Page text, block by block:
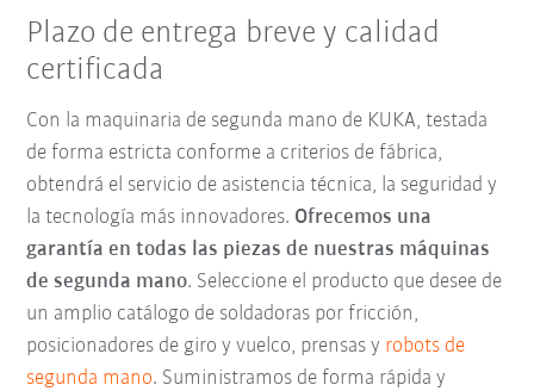
Plazo de entrega breve y calidad
certificada
Con la maquinaria de segunda mano de KUKA, testada
de forma estricta conforme a criterios de fábrica,
obtendrá el servicio de asistencia técnica, la seguridad y
la tecnología más innovadores. Ofrecemos una
garantía en todas las piezas de nuestras máquinas
de segunda mano. Seleccione el producto que desee de
un amplio catálogo de soldadoras por fricción,
posicionadores de giro y vuelco, prensas y robots de
segunda mano. Suministramos de forma rápida y